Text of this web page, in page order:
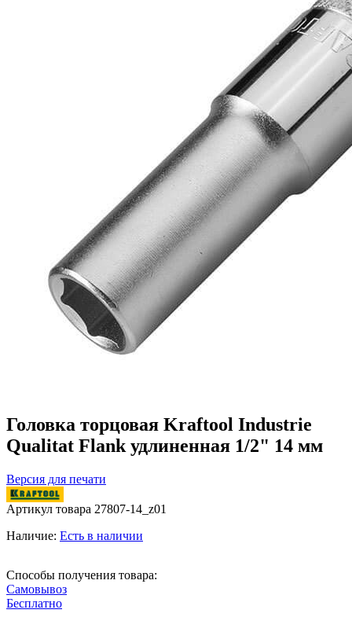
Головка торцовая Kraftool Industrie
Qualitat Flank удлиненная 1/2" 14 мм
Версия для печати
Артикул товара 27807-14_z01
Наличие: Есть в наличии
Способы получения товара:
Самовывоз
Бесплатно